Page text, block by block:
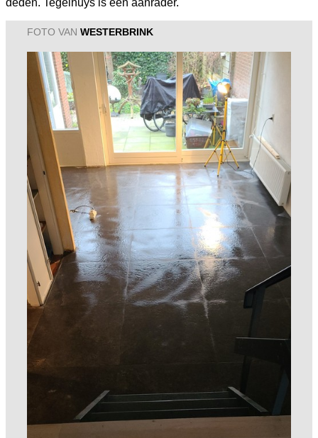
deden. Tegelhuys is een aanrader.
FOTO VAN WESTERBRINK